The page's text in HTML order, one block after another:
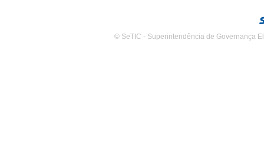
© SeTIC - Superintendência de Governança